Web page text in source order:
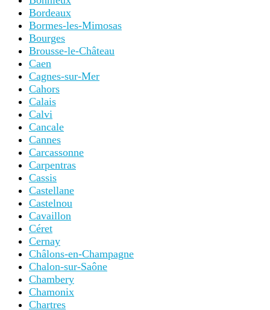
Bordeaux
Bormes-les-Mimosas
Bourges
Brousse-le-Château
Caen
Cagnes-sur-Mer
Cahors
Calais
Calvi
Cancale
Cannes
Carcassonne
Carpentras
Cassis
Castellane
Castelnou
Cavaillon
Céret
Cernay
Châlons-en-Champagne
Chalon-sur-Saône
Chambery
Chamonix
Chartres